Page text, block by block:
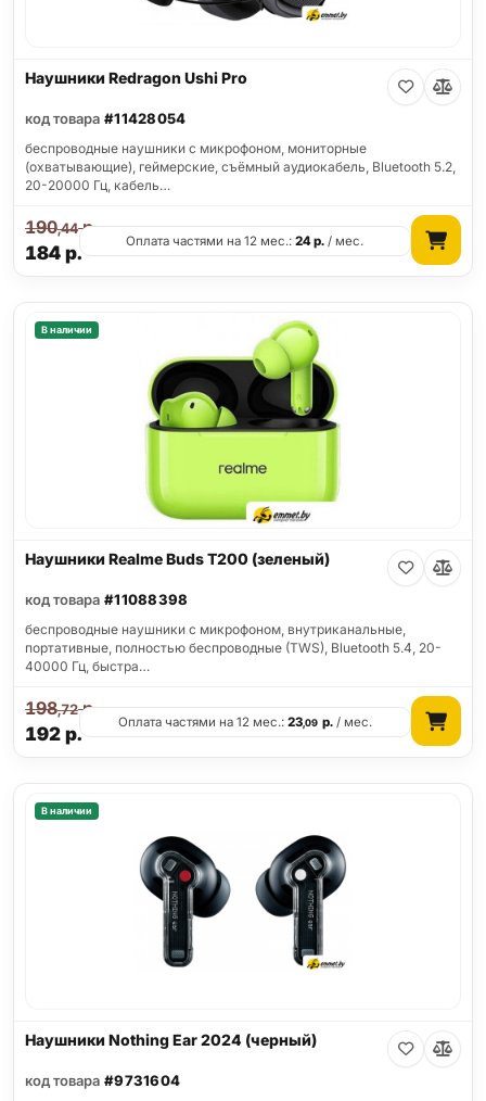
Наушники Redragon Ushi Pro
код товара #11428054
беспроводные наушники с микрофоном, мониторные
(охватывающие), геймерские, съёмный аудиокабель, Bluetooth 5.2,
20-20000 Гц, кабель…
184р.
190,44р.
Оплата частями на 12 мес.:24р. / мес.
В наличии
Наушники Realme Buds T200 (зеленый)
код товара #11088398
беспроводные наушники с микрофоном, внутриканальные,
портативные, полностью беспроводные (TWS), Bluetooth 5.4, 20-
40000 Гц, быстра…
192р.
198,72р.
Оплата частями на 12 мес.:23,09 р./ мес.
В наличии
Наушники Nothing Ear 2024 (черный)
код товара #9731604